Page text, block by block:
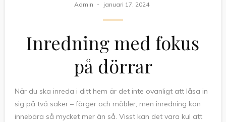
Admin
januari 17, 2024
Inredning med fokus
på dörrar
När du ska inreda i ditt hem är det inte ovanligt att låsa in
sig på två saker – färger och möbler, men inredning kan
innebära så mycket mer än så. Visst kan det vara kul att